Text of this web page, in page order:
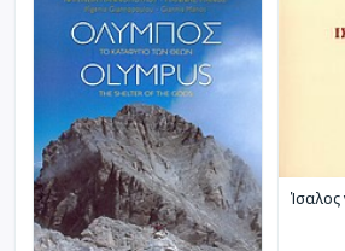
Ίσαλος